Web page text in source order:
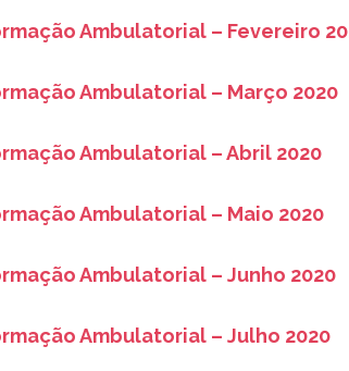
Ambulatorial – Fevereiro
Ambulatorial – Março 2020
Ambulatorial – Abril 2020
Ambulatorial – Maio 2020
Ambulatorial – Junho 2020
Ambulatorial – Julho 2020